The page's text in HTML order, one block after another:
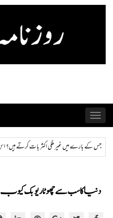
Skip
Toggle
navigation
کو کیسے پہچانا جا سکتا ہے اور ختم کیا جا سکتا ہے؟
دنیا کا سب سے چھوٹا ریوبک کیوب